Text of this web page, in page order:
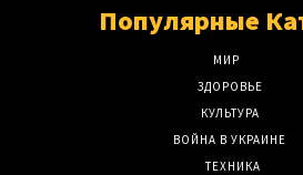
Популярные
МИР
ЗДОРОВЬЕ
КУЛЬТУРА
ВОЙНА В УКРАИНЕ
ТЕХНИКА